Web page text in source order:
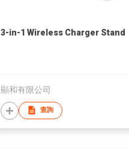
3-in-1 Wireless Charger Stand
顯和有限公司
查詢